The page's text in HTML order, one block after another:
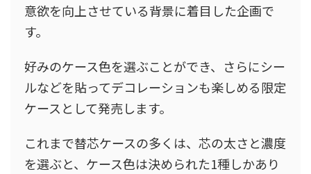
意欲を向上させている背景に着目した企画で
す。
好みのケース色を選ぶことができ、さらにシー
ルなどを貼ってデコレーションも楽しめる限定
ケースとして発売します。
これまで替芯ケースの多くは、芯の太さと濃度
を選ぶと、ケース色は決められた1種しかあり